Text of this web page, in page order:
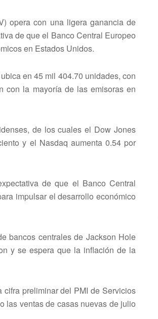
opera con una ligera ganancia de
de que el Banco Central Europeo
en Estados Unidos.
en 45 mil 404.70 unidades, con
con la mayoría de las emisoras en
de los cuales el Dow Jones
y el Nasdaq aumenta 0.54 por
de que el Banco Central
impulsar el desarrollo económico
bancos centrales de Jackson Hole
y se espera que la inflación de la
preliminar del PMI de Servicios
las ventas de casas nuevas de julio